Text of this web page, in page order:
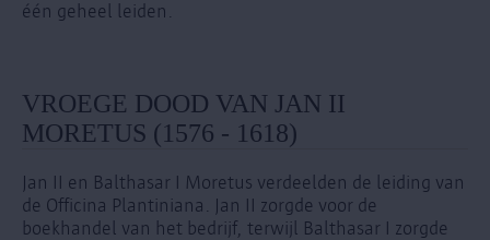
één geheel leiden.
VROEGE DOOD VAN JAN II
MORETUS (1576 - 1618)
Jan II en Balthasar I Moretus verdeelden de leiding van
de Officina Plantiniana. Jan II zorgde voor de
boekhandel van het bedrijf, terwijl Balthasar I zorgde